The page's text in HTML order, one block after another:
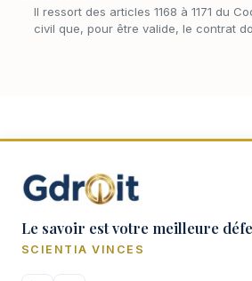
Il ressort des articles 1168 à 1171 du
civil que, pour être valide, le contrat
Le savoir est votre meilleure
SCIENTIA VINCES